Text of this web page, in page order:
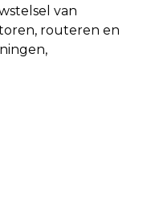
van
routeren en